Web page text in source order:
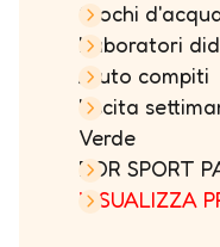
Giochi
Laboratori
Aiuto compiti
Uscita
Verde
FOR SPORT
VISUALIZZA